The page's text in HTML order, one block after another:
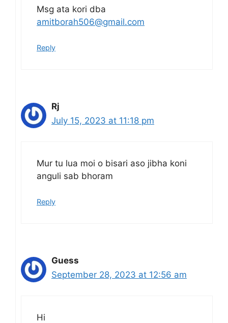
Msg ata kori dba
amitborah506@gmail.com
Reply
Rj
July 15, 2023 at 11:18 pm
Mur tu lua moi o bisari aso jibha koni
anguli sab bhoram
Reply
Guess
September 28, 2023 at 12:56 am
Hi